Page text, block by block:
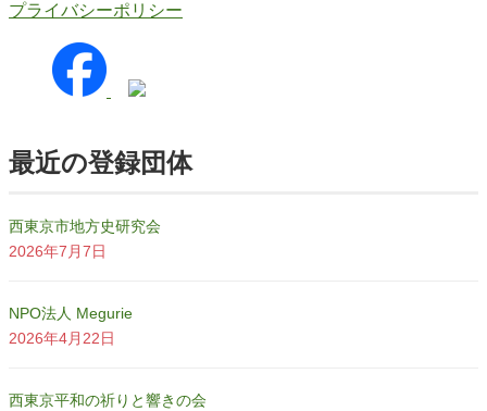
プライバシーポリシー
最近の登録団体
西東京市地方史研究会
2026年7月7日
NPO法人 Megurie
2026年4月22日
西東京平和の祈りと響きの会